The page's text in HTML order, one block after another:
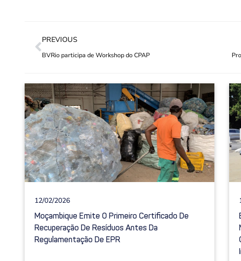
PREVIOUS
BVRio participa de Workshop do CPAP
12/02/2026
Moçambique Emite O Primeiro Certificado De
Recuperação De Resíduos Antes Da
Regulamentação De EPR